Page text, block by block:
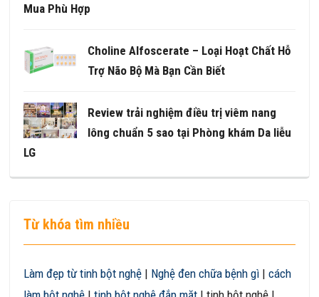
Mua Phù Hợp
Choline Alfoscerate – Loại Hoạt Chất Hỗ
Trợ Não Bộ Mà Bạn Cần Biết
Review trải nghiệm điều trị viêm nang
lông chuẩn 5 sao tại Phòng khám Da liễu
LG
Từ khóa tìm nhiều
Làm đẹp từ tinh bột nghệ | Nghệ đen chữa bệnh gì |cách